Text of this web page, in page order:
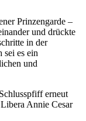
Prinzengarde –
und drückte
in der
sei es ein
und
erneut
Annie Cesar